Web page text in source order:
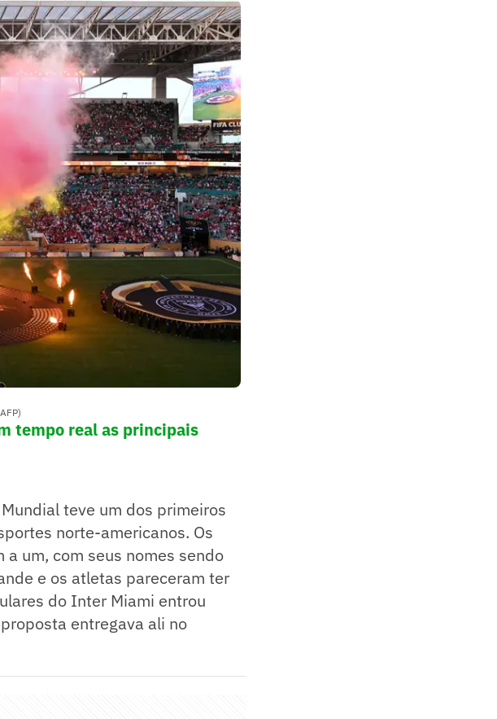
tempo real as principais
teve um dos primeiros
norte-americanos. Os
um, com seus nomes sendo
e os atletas pareceram ter
do Inter Miami entrou
entregava ali no